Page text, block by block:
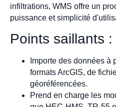
infiltrations, WMS offre un
puissance et simplicité
Points saillants :
Importe des données à
formats ArcGIS, de
géoréférencées.
Prend en charge les